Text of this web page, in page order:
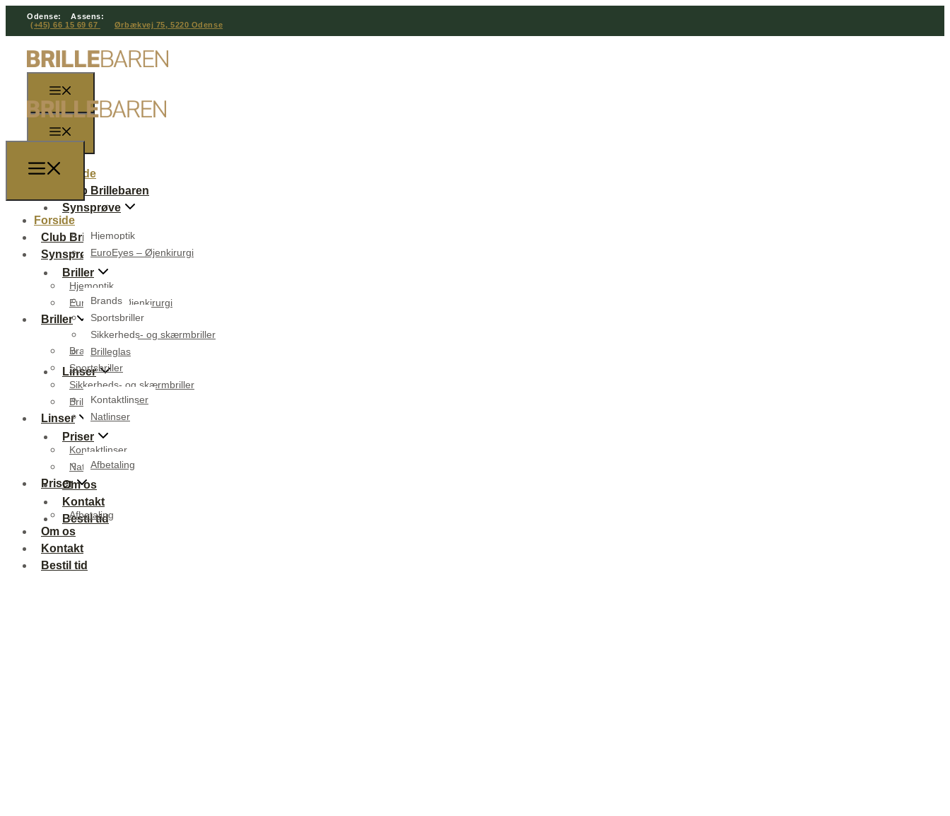
Odense:
Assens:
(+45) 66 15 69 67
Ørbækvej 75, 5220 Odense
Forside
Club Brillebaren
Synsprøve
Hjemoptik
EuroEyes – Øjenkirurgi
Briller
Brands
Sportsbriller
Sikkerheds- og skærmbriller
Brilleglas
Linser
Kontaktlinser
Natlinser
Priser
Afbetaling
Om os
Kontakt
Bestil tid
Forside
Club Brillebaren
Synsprøve
Hjemoptik
EuroEyes – Øjenkirurgi
Briller
Brands
Sportsbriller
Sikkerheds- og skærmbriller
Brilleglas
Linser
Kontaktlinser
Natlinser
Priser
Afbetaling
Om os
Kontakt
Bestil tid